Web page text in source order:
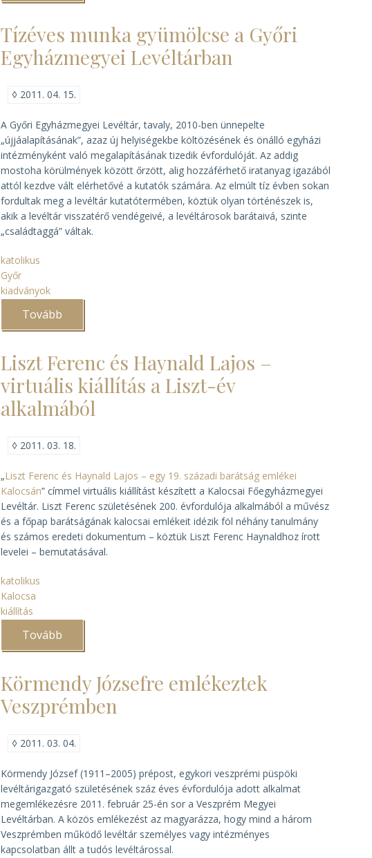
rendszerek
Veszprémben)
Tízéves munka gyümölcse a Győri
Egyházmegyei Levéltárban
◊ 2011. 04. 15.
A Győri Egyházmegyei Levéltár, tavaly, 2010-ben ünnepelte
„újjáalapításának”, azaz új helyiségekbe költözésének és önálló egyházi
intézményként való megalapításának tizedik évfordulóját. Az addig
mostoha körülmények között őrzött, alig hozzáférhető iratanyag igazából
attól kezdve vált elérhetővé a kutatók számára. Az elmúlt tíz évben sokan
fordultak meg a levéltár kutatótermében, köztük olyan történészek is,
akik a levéltár visszatérő vendégeivé, a levéltárosok barátaivá, szinte
„családtaggá” váltak.
katolikus
Győr
kiadványok
Tovább
gyümölcse
Győri
Egyházmegyei
Levéltárban)
Liszt Ferenc és Haynald Lajos –
virtuális kiállítás a Liszt-év
alkalmából
◊ 2011. 03. 18.
„Liszt Ferenc és Haynald Lajos – egy 19. századi barátság emlékei
Kalocsán” címmel virtuális kiállítást készített a Kalocsai Főegyházmegyei
Levéltár. Liszt Ferenc születésének 200. évfordulója alkalmából a művész
és a főpap barátságának kalocsai emlékeit idézik föl néhány tanulmány
és számos eredeti dokumentum – köztük Liszt Ferenc Haynaldhoz írott
levelei – bemutatásával.
katolikus
Kalocsa
kiállítás
Tovább
és
Lajos
–
virtuális
kiállítás
év
Körmendy Józsefre emlékeztek
Veszprémben
◊ 2011. 03. 04.
Körmendy József (1911–2005) prépost, egykori veszprémi püspöki
levéltárigazgató születésének száz éves évfordulója adott alkalmat
megemlékezésre 2011. február 25-én sor a Veszprém Megyei
Levéltárban. A közös emlékezést az magyarázza, hogy mind a három
Veszprémben működő levéltár személyes vagy intézményes
kapcsolatban állt a tudós levéltárossal.